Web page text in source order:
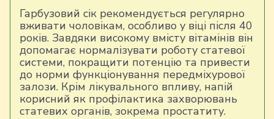
Гарбузовий сік рекомендується регулярно
вживати чоловікам, особливо у віці після 40
років. Завдяки високому вмісту вітамінів він
допомагає нормалізувати роботу статевої
системи, покращити потенцію та привести
до норми функціонування передміхурової
залози. Крім лікувального впливу, напій
корисний як профілактика захворювань
статевих органів, зокрема простатиту.